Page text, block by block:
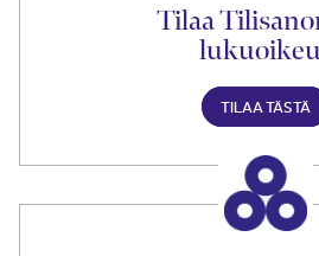
Tilaa
TILAA TÄSTÄ